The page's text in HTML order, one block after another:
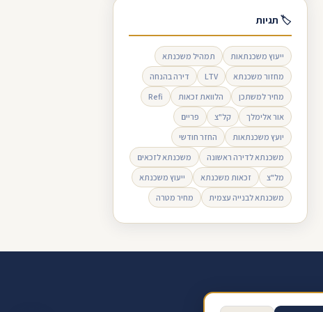
🏷 תגיות
ייעוץ משכנתאות
תמהיל משכנתא
מחזור משכנתא
LTV
דירה בהנחה
מחיר למשתכן
הלוואת זכאות
Refi
אור אלימלך
קל"צ
פריים
יועץ משכנתאות
החזר חודשי
משכנתא לדירה ראשונה
משכנתא לזכאים
מל"צ
זכאות משכנתא
ייעוץ משכנתא
משכנתא לבנייה עצמית
מחיר מטרה
כתוב ביקורת בגוגל תנאי שימוש